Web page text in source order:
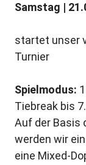
Samstag |
startet unser
Turnier
Spielmodus:
Tiebreak bis 7.
Auf der Basis
werden wir
eine Mixed-